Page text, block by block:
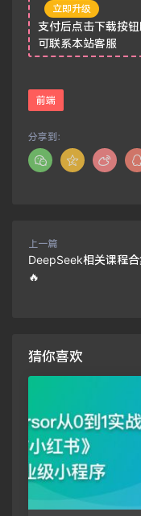
立即升级
支付后点击下载按
可联系本站客服
前端
分享到：
上一篇
DeepSeek相关课程合
🔥
猜你喜欢